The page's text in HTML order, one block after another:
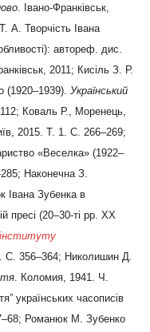
. Івано-Франківськ,
А. Творчість Івана
автореф. дис.
2011; Кисіль З. Р.
(1920–1939). Український
Коваль Р., Моренець,
2015. Т. 1. С. 266–269;
«Веселка» (1922–
Наконечна З.
Івана Зубенка в
пресі (20–30-ті рр. ХХ
інституту
С. 356–364; Николишин Д
. Коломия, 1941. Ч.
українських часописів
Романюк М. Зубенко